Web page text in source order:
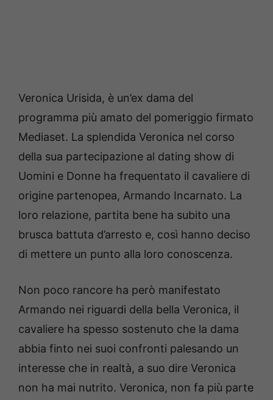
Veronica Urisida, è un’ex dama del
programma più amato del pomeriggio firmato
Mediaset. La splendida Veronica nel corso
della sua partecipazione al dating show di
Uomini e Donne ha frequentato il cavaliere di
origine partenopea, Armando Incarnato. La
loro relazione, partita bene ha subito una
brusca battuta d’arresto e, così hanno deciso
di mettere un punto alla loro conoscenza.
Non poco rancore ha però manifestato
Armando nei riguardi della bella Veronica, il
cavaliere ha spesso sostenuto che la dama
abbia finto nei suoi confronti palesando un
interesse che in realtà, a suo dire Veronica
non ha mai nutrito. Veronica, non fa più parte